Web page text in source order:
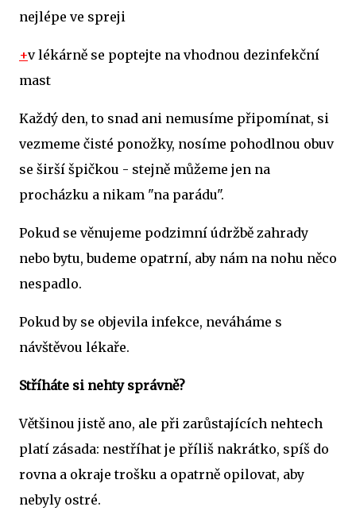
nejlépe ve spreji
+v lékárně se poptejte na vhodnou dezinfekční
mast
Každý den, to snad ani nemusíme připomínat, si
vezmeme čisté ponožky, nosíme pohodlnou obuv
se širší špičkou - stejně můžeme jen na
procházku a nikam "na parádu".
Pokud se věnujeme podzimní údržbě zahrady
nebo bytu, budeme opatrní, aby nám na nohu něco
nespadlo.
Pokud by se objevila infekce, neváháme s
návštěvou lékaře.
Stříháte si nehty správně?
Většinou jistě ano, ale při zarůstajících nehtech
platí zásada: nestříhat je příliš nakrátko, spíš do
rovna a okraje trošku a opatrně opilovat, aby
nebyly ostré.